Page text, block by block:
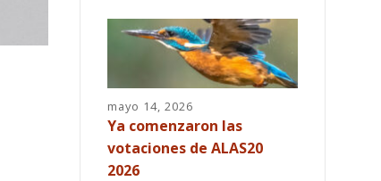
mayo 14, 2026
Ya comenzaron las
votaciones de ALAS20
2026